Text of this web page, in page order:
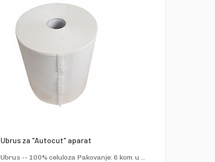
Ubrus za "Autocut" aparat
Ubrus -- 100% celuloza Pakovanje: 6 kom. u ...